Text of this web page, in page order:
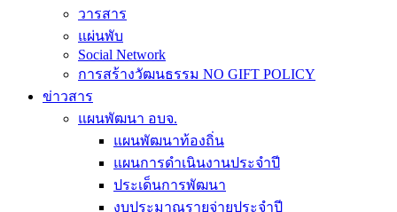
วารสาร
แผ่นพับ
Social Network
การสร้างวัฒนธรรม NO GIFT POLICY
ข่าวสาร
แผนพัฒนา อบจ.
แผนพัฒนาท้องถิ่น
แผนการดำเนินงานประจำปี
ประเด็นการพัฒนา
งบประมาณรายจ่ายประจำปี